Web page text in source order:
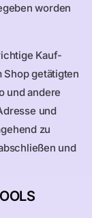
worden
Kauf-
Shop getätigten
und andere
und
zu
und